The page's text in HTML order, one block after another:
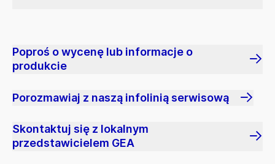
Poproś o wycenę lub informacje o
produkcie
Porozmawiaj z naszą infolinią serwisową
Skontaktuj się z lokalnym
przedstawicielem GEA